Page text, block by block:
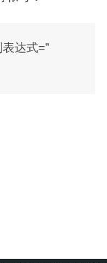
达式=”